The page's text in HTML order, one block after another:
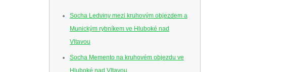
Socha Ledviny mezi kruhovým objezdem a
Munickým rybníkem ve Hluboké nad
Vltavou
Socha Memento na kruhovém objezdu ve
Hluboké nad Vltavou